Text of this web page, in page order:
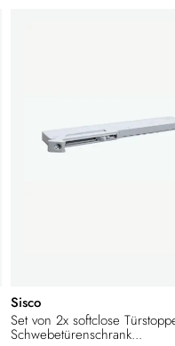
Sisco
Set von 2x softclose
Schwebetürenschrank...